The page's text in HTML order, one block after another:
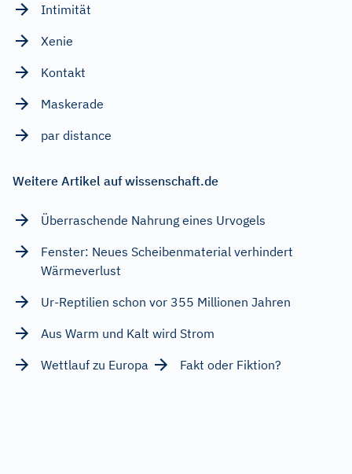
Intimität
Xenie
Kontakt
Maskerade
par distance
Weitere Artikel auf wissenschaft.de
Überraschende Nahrung eines Urvogels
Fenster: Neues Scheibenmaterial verhindert
Wärmeverlust
Ur-Reptilien schon vor 355 Millionen Jahren
Aus Warm und Kalt wird Strom
Wettlauf zu Europa
Fakt oder Fiktion?